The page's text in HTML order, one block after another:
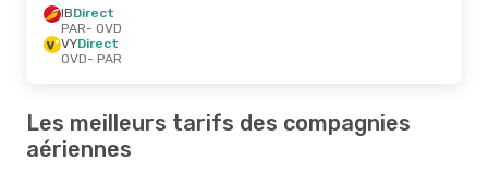
IBDirect
PAR- OVD
VYDirect
OVD- PAR
Les meilleurs tarifs des compagnies
aériennes